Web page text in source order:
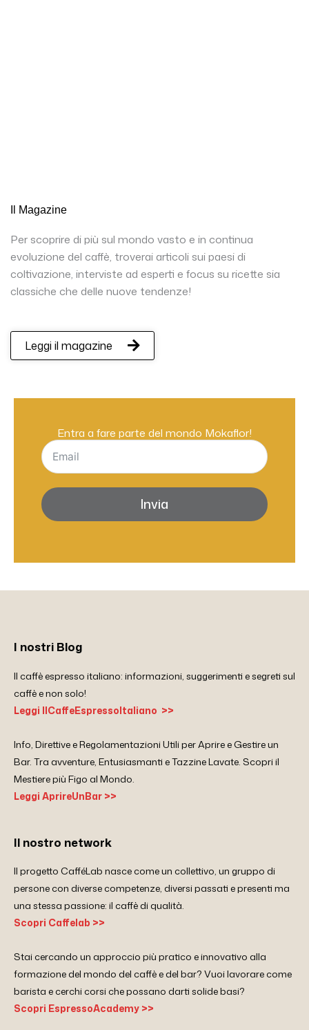
Il Magazine
Per scoprire di più sul mondo vasto e in continua
evoluzione del caffè, troverai articoli sui paesi di
coltivazione, interviste ad esperti e focus su ricette sia
classiche che delle nuove tendenze!
Leggi il magazine
Entra a fare parte del mondo Mokaflor!
Invia
I nostri Blog
Il caffè espresso italiano: informazioni, suggerimenti e segreti sul
caffè e non solo!
Leggi IlCaffeEspressoItaliano >>
Info, Direttive e Regolamentazioni Utili per Aprire e Gestire un
Bar. Tra avventure, Entusiasmanti e Tazzine Lavate. Scopri il
Mestiere più Figo al Mondo.
Leggi AprireUnBar >>
Il nostro network
Il progetto CafféLab nasce come un collettivo, un gruppo di
persone con diverse competenze, diversi passati e presenti ma
una stessa passione: il caffè di qualità.
Scopri Caffelab >>
Stai cercando un approccio più pratico e innovativo alla
formazione del mondo del caffè e del bar? Vuoi lavorare come
barista e cerchi corsi che possano darti solide basi?
Scopri EspressoAcademy >>